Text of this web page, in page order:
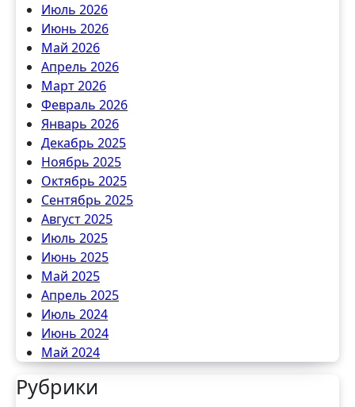
Июль 2026
Июнь 2026
Май 2026
Апрель 2026
Март 2026
Февраль 2026
Январь 2026
Декабрь 2025
Ноябрь 2025
Октябрь 2025
Сентябрь 2025
Август 2025
Июль 2025
Июнь 2025
Май 2025
Апрель 2025
Июль 2024
Июнь 2024
Май 2024
Рубрики